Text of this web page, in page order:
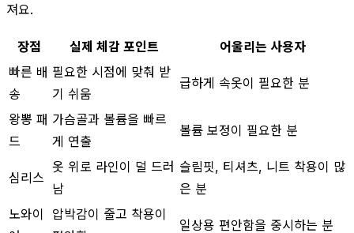
져요.
장점 실제 체감 포인트
어울리는 사용자
빠른 배
송
필요한 시점에 맞춰 받
기 쉬움
급하게 속옷이 필요한 분
왕뽕 패
드
가슴골과 볼륨을 빠르
게 연출
볼륨 보정이 필요한 분
심리스
옷 위로 라인이 덜 드러
남
슬림핏, 티셔츠, 니트 착용이 많
은 분
노와이
압박감이 줄고 착용이
일상용 편안함을 중시하는 분